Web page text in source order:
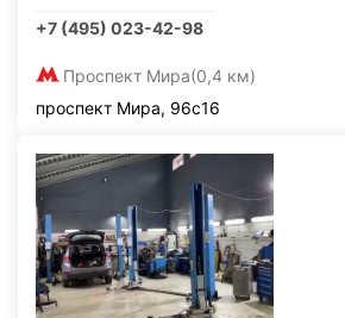
+7 (495) 023-42-98
Проспект Мира(0,4 км)
проспект Мира, 96с16